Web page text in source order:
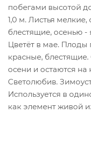
побегами высотой
1,0 м. Листья
блестящие, осенью -
Цветёт в мае. Плоды
красные,
осени и остаются на
Светолюбив.
Используется в
как элемент живой